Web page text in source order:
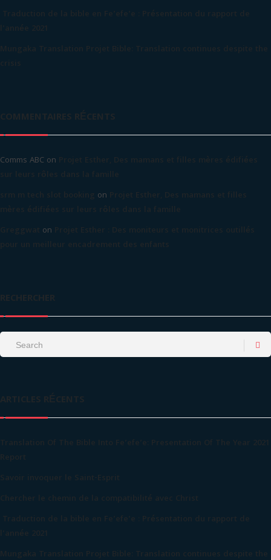
Traduction de la bible en Fe’efe’e : Présentation du rapport de
l’année 2021
Mungaka Translation Projet Bible: Translation continues despite the
COMMENTAIRES RÉCENTS
Comms ABC on Projet Esther, Des mamans et filles mères édifiées
on Projet Esther, Des mamans et filles
mères édifiées sur leurs rôles dans la famille
Greggwat
on Projet Esther : Des moniteurs et monitrices outillés
RECHERCHER
ARTICLES RÉCENTS
Translation Of The Bible Into Fe’efe’e: Presentation Of The Year 2021
Report
Savoir invoquer le Saint-Esprit
Chercher le chemin de la compatibilité avec Christ
Traduction de la bible en Fe’efe’e : Présentation du rapport de
l’année 2021
Mungaka Translation Projet Bible: Translation continues despite the